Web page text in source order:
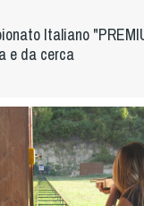
Italiano
e da cerca